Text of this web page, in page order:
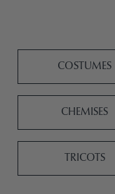
COSTUMES
CHEMISES
TRICOTS